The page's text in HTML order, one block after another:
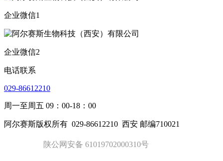
企业微信1
企业微信2
电话联系
029-86612210
周一至周五 09：00-18：00
阿尔赛斯版权所有 029-86612210 西安 邮编710021
陕公网安备 61019702000310号